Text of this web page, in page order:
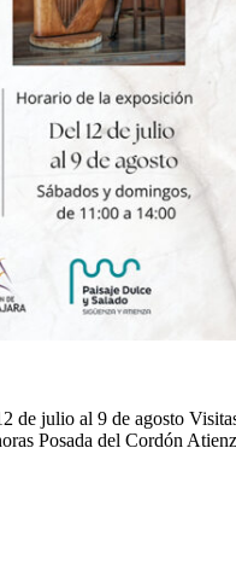
de julio al 9 de agosto
Posada del Cordón